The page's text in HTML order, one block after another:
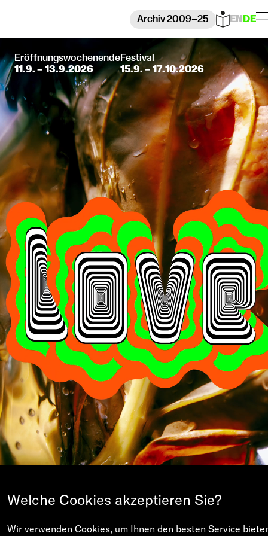
Welche Cookies akzeptieren Sie?
Wir verwenden Cookies, um Ihnen den besten Service
Archiv 2009–25 EN DE
Eröffnungswochenende
11.9. – 13.9.2026
Festival
15.9. – 17.10.2026